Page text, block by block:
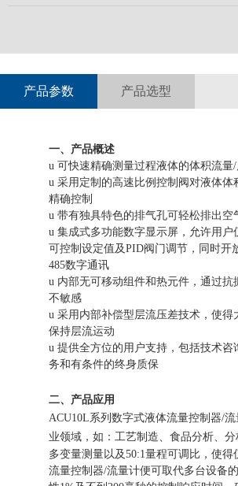
产品参数 产品选型
一、产品概述
u 可快速精确测量过程液体的体积流量/
u 采用定制的高速比例控制阀对液体体
精确控制
u 带有独具特色的排气孔可轻松排出空
u 集成式多功能数字显示屏，允许用户
可控制设定值及PID阀门调节，同时开
485数字通讯
u 内部无可移动组件和热元件，通过抗
不敏感
u 采用内部补偿型层流压差技术，使得
保持层流运动
u 提供全方位的用户支持，包括技术咨
务和有条件的终身质保
二、产品应用
ACU10L系列数字式液体流量控制器/流
业领域，如： 工艺制造、食品分析、分
多变量测量以及50:1量程可调比，使得
流量控制器/流量计便可取代多台设备